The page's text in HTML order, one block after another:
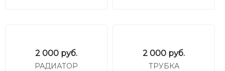
2 000 руб.
РАДИАТОР
2 000 руб.
ТРУБКА